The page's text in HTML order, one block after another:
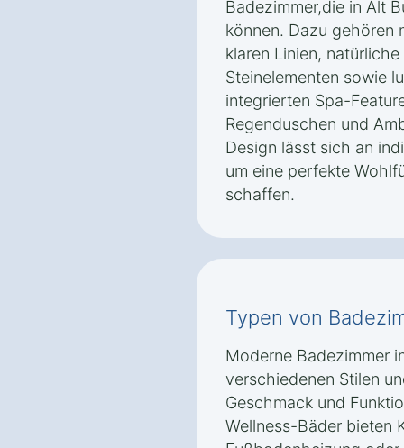
Badezimmer,die in Alt
können. Dazu gehören
klaren Linien,
Steinelementen sowie
integrierten Spa-
Regenduschen und
Design lässt sich an
um eine perfekte
schaffen.
Typen von
Moderne Badezimmer
verschiedenen Stilen
Geschmack und
Wellness-Bäder bieten